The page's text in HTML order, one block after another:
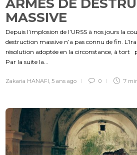
ARMES DE
MASSIVE
Depuis l’implosion de l’URSS à nos jours la
destruction massive n’a pas connu de fin.
résolution adoptée en la circonstance, à tort
Par la suite la...
Zakaria HANAFI 5 ans ago 0 7